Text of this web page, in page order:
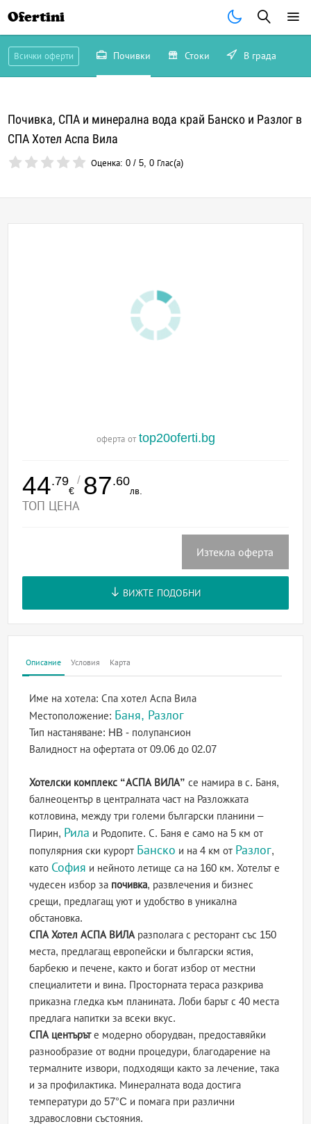
Ofertini
Всички оферти Почивки Стоки В града
Почивка, СПА и минерална вода край Банско и Разлог в
СПА Хотел Аспа Вила
Оценка:0 /5,0 Глас(а)
оферта от top20oferti.bg
44.79
€
/ 87.60
лв.
ТОП ЦЕНА
Изтекла оферта
ВИЖТЕ ПОДОБНИ
Описание Условия Карта
Име на хотела:Спа хотел Аспа Вила
Местоположение: Баня, Разлог
Тип настаняване: HB - полупансион
Валидност на офертатаот 09.06 до 02.07
Хотелски комплекс “АСПА ВИЛА” се намира в с. Баня,
балнеоцентър в централната част на Разложката
котловина, между три големи български планини –
Пирин, Рила и Родопите. С. Баня е само на 5 км от
популярния ски курорт Банско и на 4 км от Разлог,
като София и нейното летище са на 160 км. Хотелът е
чудесен избор за почивка, развлечения и бизнес
срещи, предлагащ уют и удобство в уникална
обстановка.
СПА Хотел АСПА ВИЛА разполага с ресторант със 150
места, предлагащ европейски и български ястия,
барбекю и печене, както и богат избор от местни
специалитети и вина. Просторната тераса разкрива
приказна гледка към планината. Лоби барът с 40 места
предлага напитки за всеки вкус.
СПА центъръте модерно оборудван, предоставяйки
разнообразие от водни процедури, благодарение на
термалните извори, подходящи както за лечение, така
и за профилактика. Минералната вода достига
температури до 57°C и помага при различни
здравословни състояния.